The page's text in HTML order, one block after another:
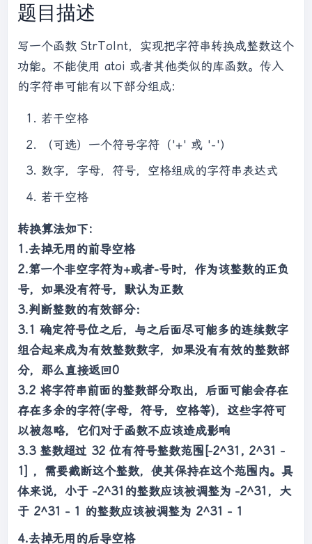
题目描述
写一个函数 StrToInt，实现把字符串转换成整数这个
功能。不能使用 atoi 或者其他类似的库函数。传入
的字符串可能有以下部分组成:
若干空格
（可选）一个符号字符（'+' 或 '-'）
数字，字母，符号，空格组成的字符串表达式
若干空格
转换算法如下:
1.去掉无用的前导空格
2.第一个非空字符为+或者-号时，作为该整数的正负
号，如果没有符号，默认为正数
3.判断整数的有效部分：
3.1 确定符号位之后，与之后面尽可能多的连续数字
组合起来成为有效整数数字，如果没有有效的整数部
分，那么直接返回0
3.2 将字符串前面的整数部分取出，后面可能会存在
存在多余的字符(字母，符号，空格等)，这些字符可
以被忽略，它们对于函数不应该造成影响
3.3 整数超过 32 位有符号整数范围[−2^31, 2^31 −
1] ，需要截断这个整数，使其保持在这个范围内。具
体来说，小于 −2^31的整数应该被调整为 −2^31，大
于 2^31 − 1 的整数应该被调整为 2^31 − 1
4.去掉无用的后导空格